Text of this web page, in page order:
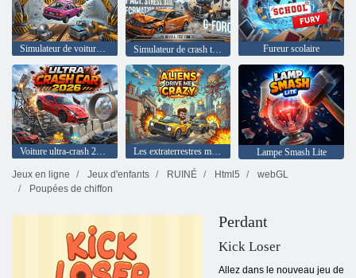
Simulateur de voitures de destruction Simulateur de crash test 3D Fureur scolaire
Voiture ultra-crash 2026 Les extraterrestres me rendent fou
Lampe Smash Lite
Jeux en ligne
Jeux d'enfants RUINÉ Html5
webGL
Poupées de chiffon
Perdant
Kick Loser
Allez dans le nouveau jeu de